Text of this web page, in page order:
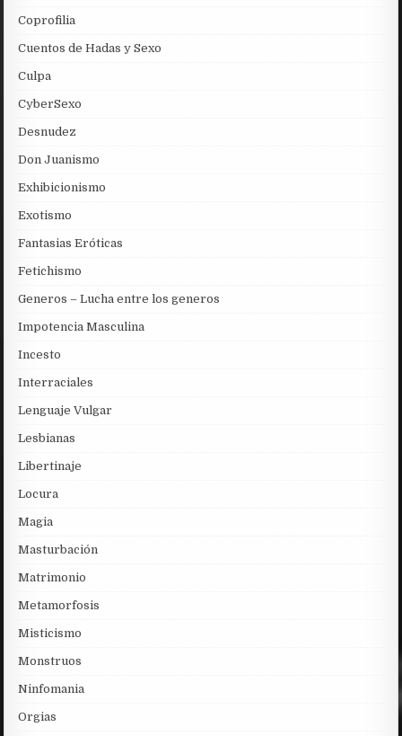
Coprofilia
Cuentos de Hadas y Sexo
Culpa
CyberSexo
Desnudez
Don Juanismo
Exhibicionismo
Exotismo
Fantasias Eróticas
Fetichismo
Generos – Lucha entre los generos
Impotencia Masculina
Incesto
Interraciales
Lenguaje Vulgar
Lesbianas
Libertinaje
Locura
Magia
Masturbación
Matrimonio
Metamorfosis
Misticismo
Monstruos
Ninfomania
Orgias